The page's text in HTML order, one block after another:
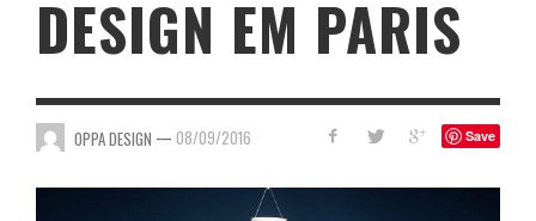
DESIGN EM PARIS
Save
OPPA DESIGN — 08/09/2016